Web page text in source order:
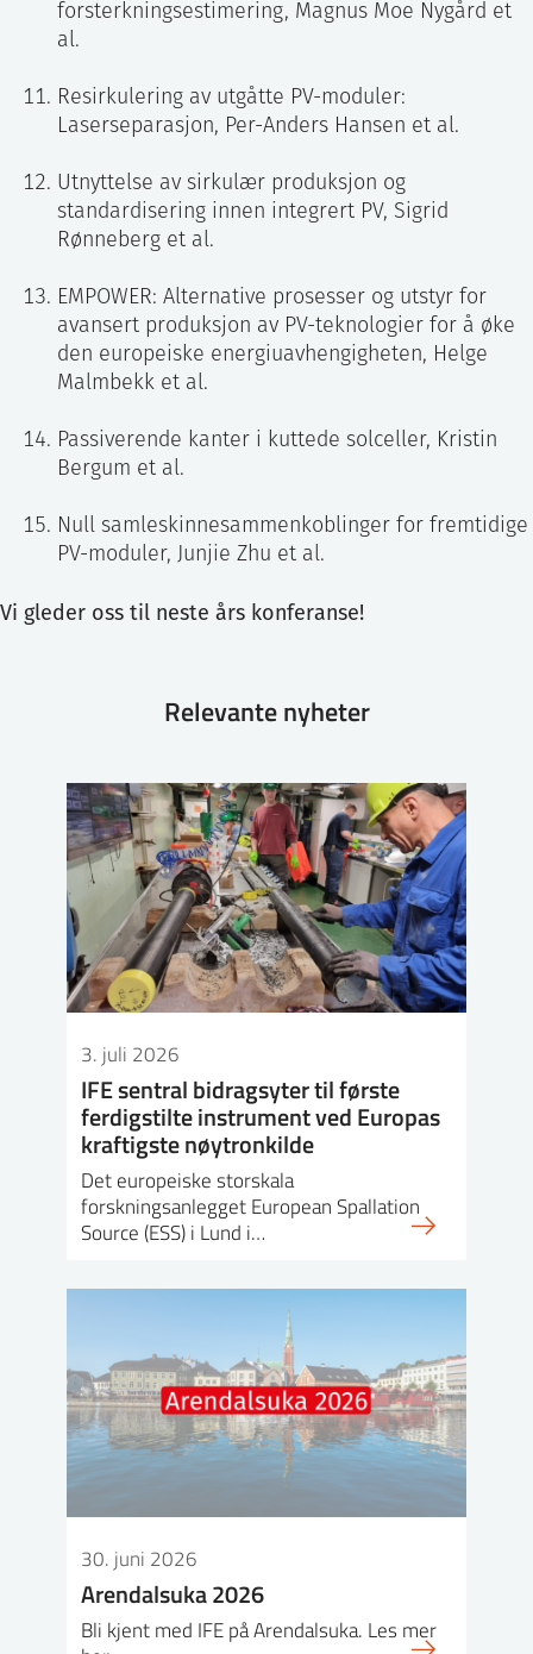
forsterkningsestimering, Magnus Moe Nygård et
al.
Resirkulering av utgåtte PV-moduler:
Laserseparasjon, Per-Anders Hansen et al.
Utnyttelse av sirkulær produksjon og
standardisering innen integrert PV, Sigrid
Rønneberg et al.
EMPOWER: Alternative prosesser og utstyr for
avansert produksjon av PV-teknologier for å øke
den europeiske energiuavhengigheten, Helge
Malmbekk et al.
Passiverende kanter i kuttede solceller, Kristin
Bergum et al.
Null samleskinnesammenkoblinger for fremtidige
PV-moduler, Junjie Zhu et al.
Vi gleder oss til neste års konferanse!
Relevante nyheter
3. juli 2026
IFE sentral bidragsyter til første
ferdigstilte instrument ved Europas
kraftigste nøytronkilde
Det europeiske storskala
forskningsanlegget European Spallation
Source (ESS) i Lund i…
30. juni 2026
Arendalsuka 2026
Bli kjent med IFE på Arendalsuka. Les mer